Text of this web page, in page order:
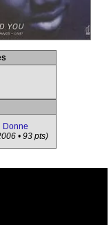
Donne
• 93 pts)